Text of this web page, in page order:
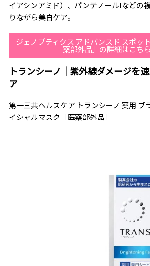
イアシンアミド）、パンテノールIなどの
りながら美白ケア。
ジェノプティクス アドバンスド スポッ
薬部外品］の詳細はこちら
トランシーノ｜紫外線ダメージを
ア
第一三共ヘルスケア トランシーノ 薬用 ブ
イシャルマスク［医薬部外品］